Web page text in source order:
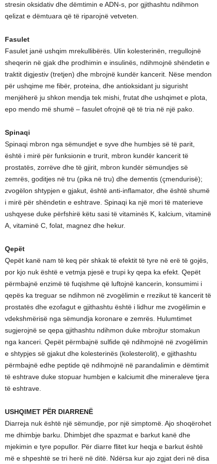
stresin oksidativ dhe dëmtimin e ADN-s, por gjithashtu ndihmon
qelizat e dëmtuara që të riparojnë vetveten.
Fasulet
Fasulet janë ushqim mrekullibërës. Ulin kolesterinën, rregullojnë
sheqerin në gjak dhe prodhimin e insulinës, ndihmojnë shëndetin e
traktit digjestiv (tretjen) dhe mbrojnë kundër kancerit. Nëse mendon
për ushqime me fibër, proteina, dhe antioksidant ju sigurisht
menjëherë ju shkon mendja tek mishi, frutat dhe ushqimet e plota,
epo mendo më shumë – fasulet ofrojnë që të tria në një pako.
Spinaqi
Spinaqi mbron nga sëmundjet e syve dhe humbjes së të parit,
është i mirë për funksionin e trurit, mbron kundër kancerit të
prostatës, zorrëve dhe të gjirit, mbron kundër sëmundjes së
zemrës, goditjes në tru (pika në tru) dhe dementis (çmendurisë);
zvogëlon shtypjen e gjakut, është anti-inflamator, dhe është shumë
i mirë për shëndetin e eshtrave. Spinaqi ka një mori të materieve
ushqyese duke përfshirë këtu sasi të vitaminës K, kalcium, vitaminë
A, vitaminë C, folat, magnez dhe hekur.
Qepët
Qepët kanë nam të keq për shkak të efektit të tyre në erë të gojës,
por kjo nuk është e vetmja pjesë e trupi ky qepa ka efekt. Qepët
përmbajnë enzimë të fuqishme që luftojnë kancerin, konsumimi i
qepës ka treguar se ndihmon në zvogëlimin e rrezikut të kancerit të
prostatës dhe ezofagut e gjithashtu është i lidhur me zvogëlimin e
vdekshmërisë nga sëmundja koronare e zemrës. Hulumtimet
sugjerojnë se qepa gjithashtu ndihmon duke mbrojtur stomakun
nga kanceri. Qepët përmbajnë sulfide që ndihmojnë në zvogëlimin
e shtypjes së gjakut dhe kolesterinës (kolesterolit), e gjithashtu
përmbajnë edhe peptide që ndihmojnë në parandalimin e dëmtimit
të eshtrave duke stopuar humbjen e kalciumit dhe mineraleve tjera
të eshtrave.
USHQIMET PËR DIARRENË
Diarreja nuk është një sëmundje, por një simptomë. Ajo shoqërohet
me dhimbje barku. Dhimbjet dhe spazmat e barkut kanë dhe
mjekimin e tyre popullor. Për diarre flitet kur heqja e barkut është
më e shpeshtë se tri herë në ditë. Ndërsa kur ajo zgjat deri në disa